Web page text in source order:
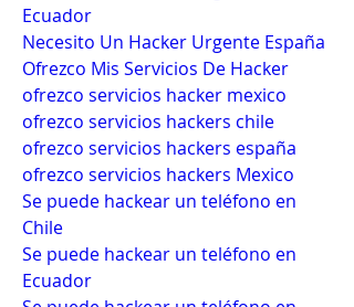
Ecuador
Necesito Un Hacker Urgente España
Ofrezco Mis Servicios De Hacker
ofrezco servicios hacker mexico
ofrezco servicios hackers chile
ofrezco servicios hackers españa
ofrezco servicios hackers Mexico
Se puede hackear un teléfono en
Chile
Se puede hackear un teléfono en
Ecuador